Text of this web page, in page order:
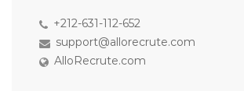
+212-631-112-652
support@allorecrute.com
AlloRecrute.com